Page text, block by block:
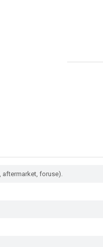
aftermarket, foruse).